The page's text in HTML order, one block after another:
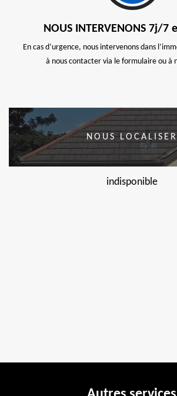
NOUS INTERVENONS 7j/7
En cas d’urgence, nous intervenons dans
à nous contacter via le formulaire ou à
NOUS LOCALISER
indisponible